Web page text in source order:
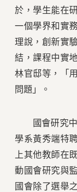
於，學生能在
一個學界和實
理說，創新實
結，課程中實
林官邸等，「
問題」。
國會研究中
學系黃秀端特
上其他教師在
動國會研究與
國會除了選舉